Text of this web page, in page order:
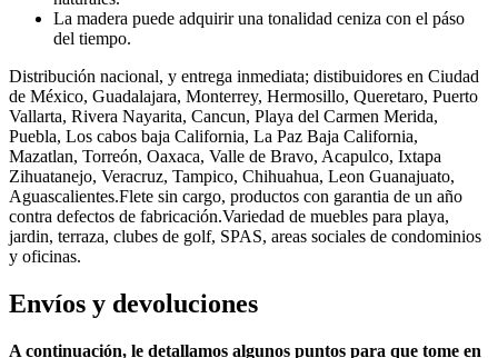
La madera puede adquirir una tonalidad ceniza con el páso
del tiempo.
Distribución nacional, y entrega inmediata; distibuidores en Ciudad
de México, Guadalajara, Monterrey, Hermosillo, Queretaro, Puerto
Vallarta, Rivera Nayarita, Cancun, Playa del Carmen Merida,
Puebla, Los cabos baja California, La Paz Baja California,
Mazatlan, Torreón, Oaxaca, Valle de Bravo, Acapulco, Ixtapa
Zihuatanejo, Veracruz, Tampico, Chihuahua, Leon Guanajuato,
Aguascalientes.Flete sin cargo, productos con garantia de un año
contra defectos de fabricación.Variedad de muebles para playa,
jardin, terraza, clubes de golf, SPAS, areas sociales de condominios
y oficinas.
Envíos y devoluciones
A continuación, le detallamos algunos puntos para que tome en